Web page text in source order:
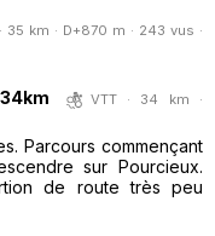
35 km · D+870 m · 243 vus ·
VTT · 34 km ·
Parcours commençant
sur Pourcieux.
de route très peu